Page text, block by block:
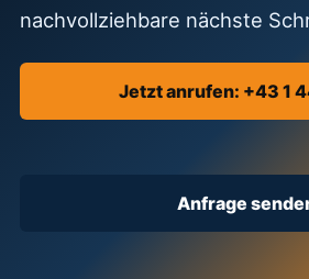
nachvollziehbare nächste
Jetzt anrufen: +43 1
Anfrage